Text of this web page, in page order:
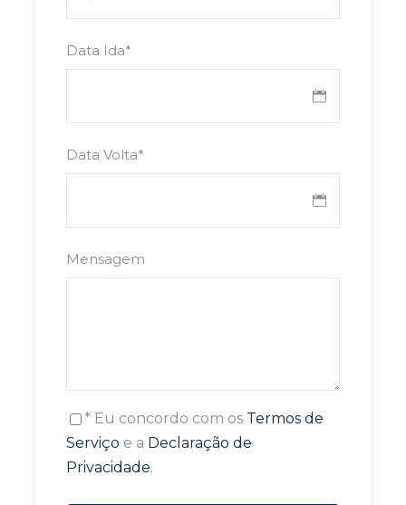
Data Ida*
Data Volta*
Mensagem
* Eu concordo com os Termos de
Serviço e a Declaração de
Privacidade.